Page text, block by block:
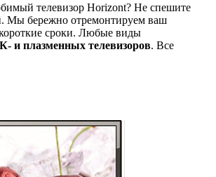
телевизор Horizont? Не спешите
Мы бережно отремонтируем ваш
сроки. Любые виды
и плазменных телевизоров. Все